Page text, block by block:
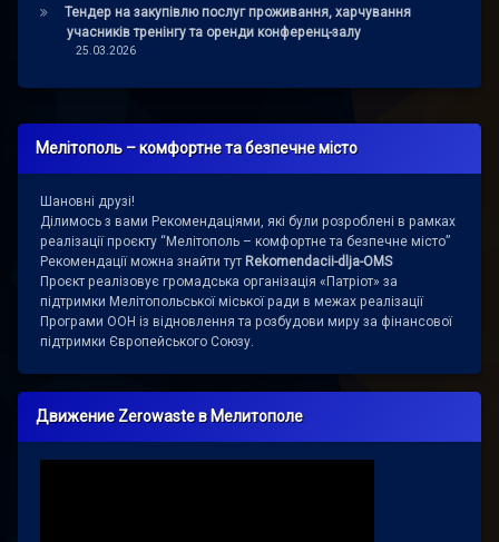
Тендер на закупівлю послуг проживання, харчування
учасників тренінгу та оренди конференц-залу
25.03.2026
Мелітополь – комфортне та безпечне місто
Шановні друзі!
Ділимось з вами Рекомендаціями, які були розроблені в рамках
реалізації проєкту “Мелітополь – комфортне та безпечне місто”
Рекомендації можна знайти тут Rekomendacii-dlja-OMS
Проєкт реалізовує громадська організація «Патріот» за
підтримки Мелітопольської міської ради в межах реалізації
Програми ООН із відновлення та розбудови миру за фінансової
підтримки Європейського Союзу.
Движение Zerowaste в Мелитополе